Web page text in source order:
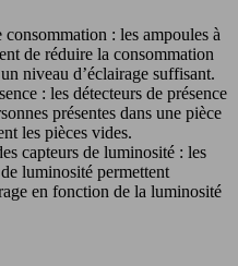
: les ampoules à
de réduire la consommation
niveau d’éclairage suffisant.
: les détecteurs de présence
présentes dans une pièce
les pièces vides.
capteurs de luminosité : les
luminosité permettent
en fonction de la luminosité